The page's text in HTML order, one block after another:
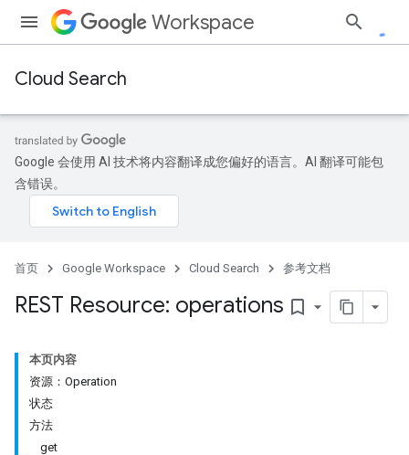
Workspace
Cloud Search
Google 会使用 AI 技术将内容翻译成您偏好的语言。AI 翻译可能包
含错误。
首页 Google Workspace Cloud Search 参考文档
REST Resource: operations bookmark_border
本页内容
资源：Operation
状态
方法
get